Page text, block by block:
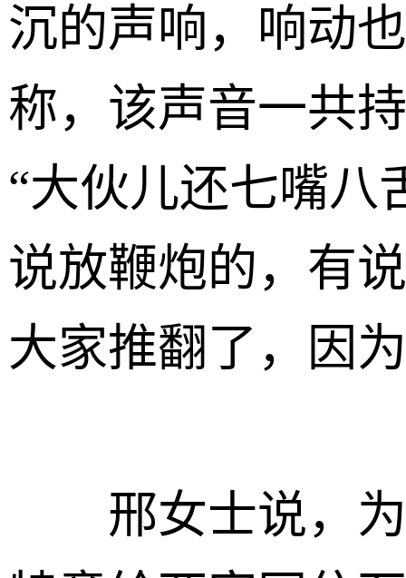
沉的声响，响动
称，该声音一共
“大伙儿还七嘴八
说放鞭炮的，有
大家推翻了，因
邢女士说，为